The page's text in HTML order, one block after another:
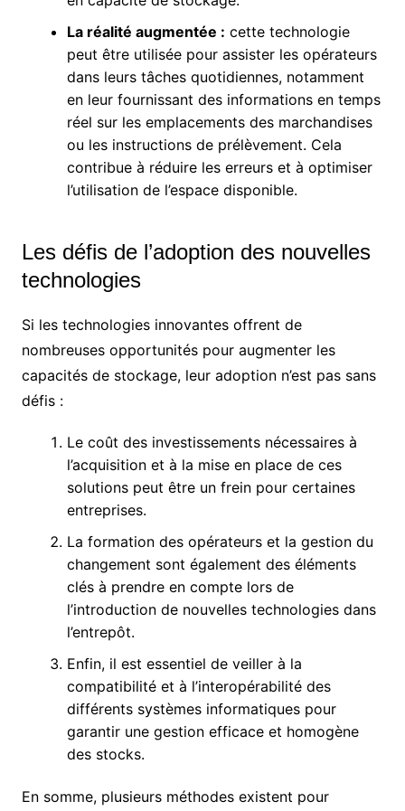
La réalité augmentée : cette technologie
peut être utilisée pour assister les opérateurs
dans leurs tâches quotidiennes, notamment
en leur fournissant des informations en temps
réel sur les emplacements des marchandises
ou les instructions de prélèvement. Cela
contribue à réduire les erreurs et à optimiser
l’utilisation de l’espace disponible.
Les défis de l’adoption des nouvelles
technologies
Si les technologies innovantes offrent de
nombreuses opportunités pour augmenter les
capacités de stockage, leur adoption n’est pas sans
défis :
Le coût des investissements nécessaires à
l’acquisition et à la mise en place de ces
solutions peut être un frein pour certaines
entreprises.
La formation des opérateurs et la gestion du
changement sont également des éléments
clés à prendre en compte lors de
l’introduction de nouvelles technologies dans
l’entrepôt.
Enfin, il est essentiel de veiller à la
compatibilité et à l’interopérabilité des
différents systèmes informatiques pour
garantir une gestion efficace et homogène
des stocks.
En somme, plusieurs méthodes existent pour